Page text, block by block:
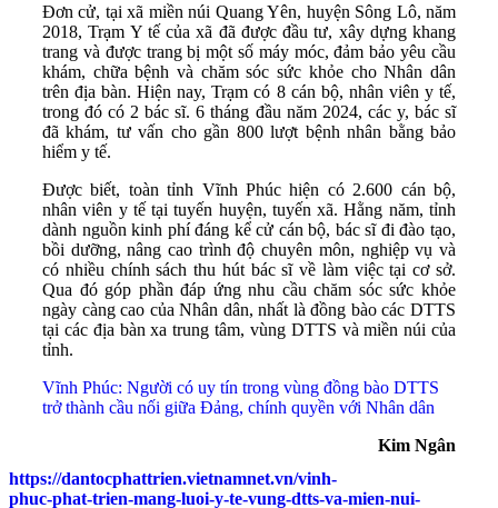
Đơn cử, tại xã miền núi Quang Yên, huyện Sông Lô, năm
2018, Trạm Y tế của xã đã được đầu tư, xây dựng khang
trang và được trang bị một số máy móc, đảm bảo yêu cầu
khám, chữa bệnh và chăm sóc sức khỏe cho Nhân dân
trên địa bàn. Hiện nay, Trạm có 8 cán bộ, nhân viên y tế,
trong đó có 2 bác sĩ. 6 tháng đầu năm 2024, các y, bác sĩ
đã khám, tư vấn cho gần 800 lượt bệnh nhân bằng bảo
hiểm y tế.
Được biết, toàn tỉnh Vĩnh Phúc hiện có 2.600 cán bộ,
nhân viên y tế tại tuyến huyện, tuyến xã. Hằng năm, tỉnh
dành nguồn kinh phí đáng kể cử cán bộ, bác sĩ đi đào tạo,
bồi dưỡng, nâng cao trình độ chuyên môn, nghiệp vụ và
có nhiều chính sách thu hút bác sĩ về làm việc tại cơ sở.
Qua đó góp phần đáp ứng nhu cầu chăm sóc sức khỏe
ngày càng cao của Nhân dân, nhất là đồng bào các DTTS
tại các địa bàn xa trung tâm, vùng DTTS và miền núi của
tỉnh.
Vĩnh Phúc: Người có uy tín trong vùng đồng bào DTTS
trở thành cầu nối giữa Đảng, chính quyền với Nhân dân
Kim Ngân
https://dantocphattrien.vietnamnet.vn/vinh-
phuc-phat-trien-mang-luoi-y-te-vung-dtts-va-mien-nui-